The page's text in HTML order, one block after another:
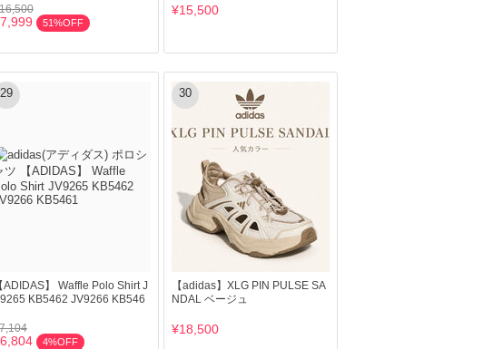
51%OFF
¥15,500
29
ADIDAS】 Waffle Polo Shirt J
KB5462 JV9266 KB546
4%OFF
30
【adidas】XLG PIN PULSE SA
NDAL ベージュ
¥18,500